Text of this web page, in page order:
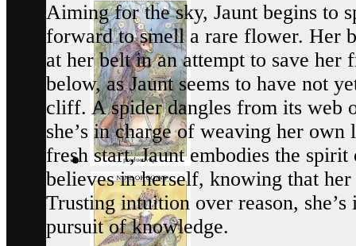
Aiming for the sky, Jaunt begins to
forward to smell a rare flower. Her
at her belt in an attempt to save her
below, as Jaunt seems to have not
cliff. A spider dangles from its web
she’s in charge of weaving her
fresh start, Jaunt embodies the
believes in herself, knowing that
Trusting intuition over reason, she’s
pursuit of knowledge.